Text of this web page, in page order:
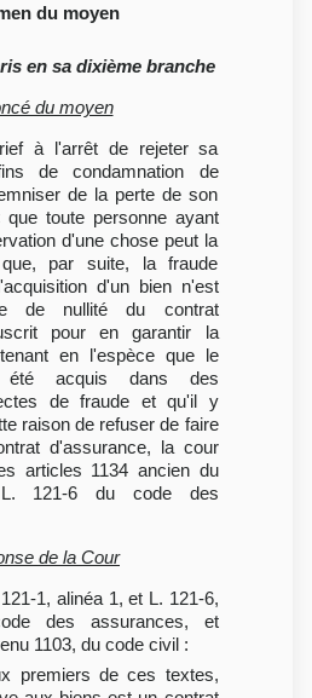
du moyen
en sa dixième branche
du moyen
à l'arrêt de rejeter sa
de condamnation de
de la perte de son
toute personne ayant
d'une chose peut la
par suite, la fraude
d'un bien n'est
de nullité du contrat
pour en garantir la
en l'espèce que le
été acquis dans des
de fraude et qu'il y
raison de refuser de faire
d'assurance, la cour
articles 1134 ancien du
121-6 du code des
de la Cour
1, alinéa 1, et L. 121-6,
des assurances, et
1103, du code civil :
premiers de ces textes,